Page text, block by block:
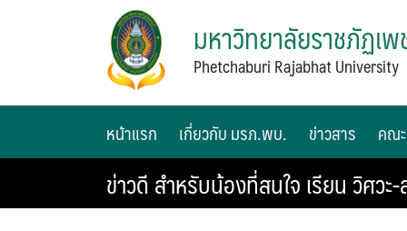
มหาวิทยาลัยราชภัฏเ
Phetchaburi Rajabhat University
หน้าแรก เกี่ยวกับ มรภ.พบ. ข่าวสาร คณ
ข่าวดี สำหรับน้องที่สนใจ เรียน วิศว